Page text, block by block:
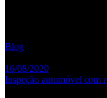
Blog
16/08/2020
Inspeção automóvel com